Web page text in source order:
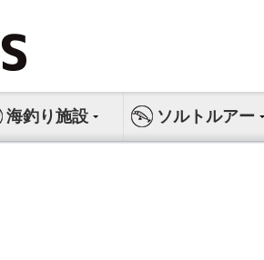
海釣り施設 ソルトルアー